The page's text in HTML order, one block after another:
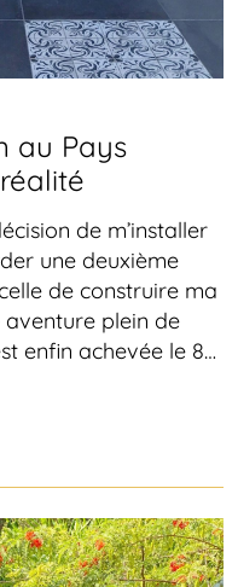
au Pays
de m’installer
une deuxième
de construire ma
aventure plein de
enfin achevée le 8…